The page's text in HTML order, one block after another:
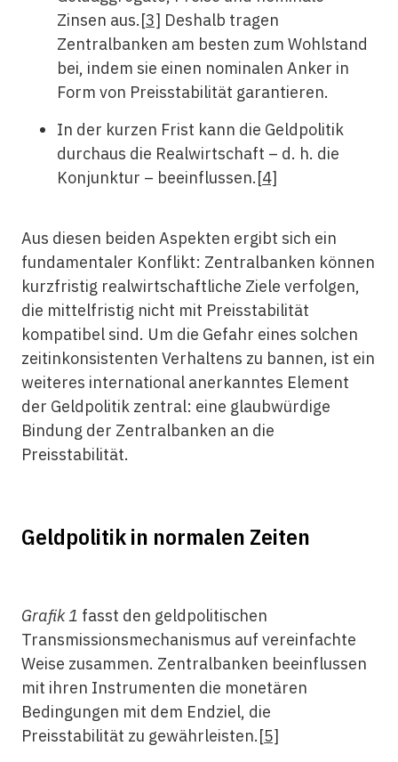
Zinsen aus.[3] Deshalb tragen
Zentralbanken am besten zum Wohlstand
bei, indem sie einen nominalen Anker in
Form von Preisstabilität garantieren.
In der kurzen Frist kann die Geldpolitik
durchaus die Realwirtschaft – d. h. die
Konjunktur – beeinflussen.[4]
Aus diesen beiden Aspekten ergibt sich ein
fundamentaler Konflikt: Zentralbanken können
kurzfristig realwirtschaftliche Ziele verfolgen,
die mittelfristig nicht mit Preisstabilität
kompatibel sind. Um die Gefahr eines solchen
zeitinkonsistenten Verhaltens zu bannen, ist ein
weiteres international anerkanntes Element
der Geldpolitik zentral: ­eine glaubwürdige
Bindung der Zentralbanken an die
Preisstabilität.
Geldpolitik in normalen Zeiten
Grafik 1 fasst den geldpolitischen
Transmissionsmechanismus auf vereinfachte
Weise zusammen. Zentralbanken beeinflussen
mit ihren Instrumenten die monetären
Bedingungen mit dem Endziel, die
Preisstabilität zu gewährleisten.[5]